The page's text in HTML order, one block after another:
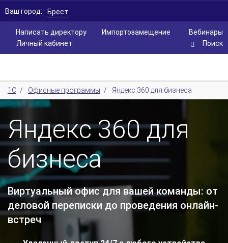
Написать директору Вебинары
Импортозамещение
Личный кабинет
Ваш город: Брест
Поиск
1С / Офисные программы / Яндекс 360 для бизнеса
Яндекс 360 для
бизнеса
Виртуальный офис для вашей команды: от
деловой переписки до проведения онлайн-
встреч